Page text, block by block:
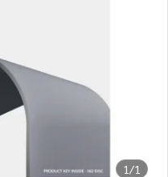
1/1